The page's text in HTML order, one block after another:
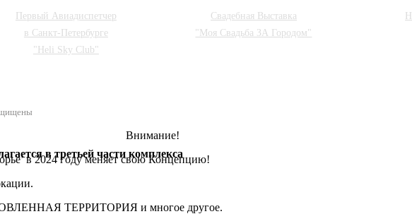
Первый Авиадиспетчер
в Санкт-Петербурге
"Heli Sky Club"
Свадебная Выставка
"Моя Свадьба ЗА Городом"
Внимание!
в 2024 году меняет свою Концепцию!
ТЕРРИТОРИЯ и многое другое.
в третьей части комплекса